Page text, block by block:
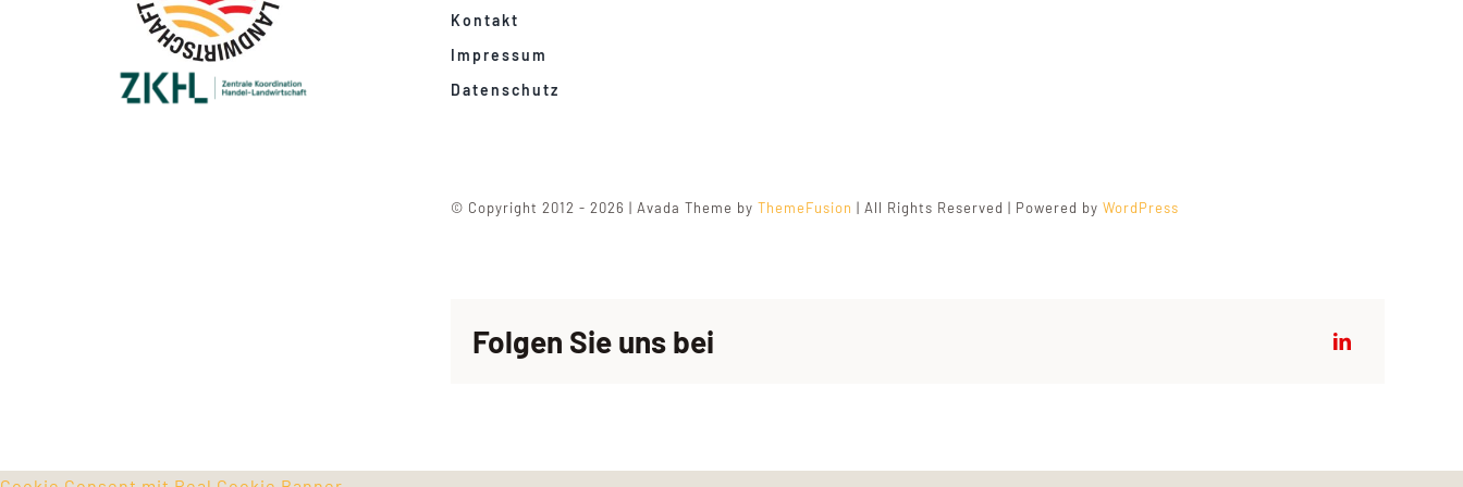
Kontakt
Impressum
Datenschutz
© Copyright 2012 - 2026 | Avada Theme by ThemeFusion | All Rights Reserved | Powered by WordPress
Folgen Sie uns bei